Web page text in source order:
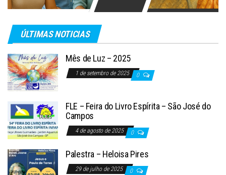
ÚLTIMAS NOTICIAS
Mês de Luz – 2025
1 de setembro de 2025 0
FLE – Feira do Livro Espírita – São José do
Campos
4 de agosto de 2025 0
Palestra – Heloisa Pires
29 de julho de 2025 0